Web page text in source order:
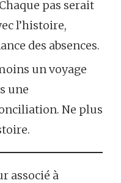
pas serait
l’histoire,
des absences.
un voyage
une
Ne plus
associé à